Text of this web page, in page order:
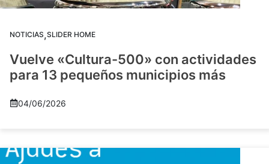
NOTICIAS,SLIDER HOME
Vuelve «Cultura-500» con actividades
para 13 pequeños municipios más
04/06/2026